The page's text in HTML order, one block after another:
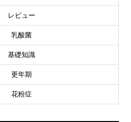
レビュー
乳酸菌
基礎知識
更年期
花粉症